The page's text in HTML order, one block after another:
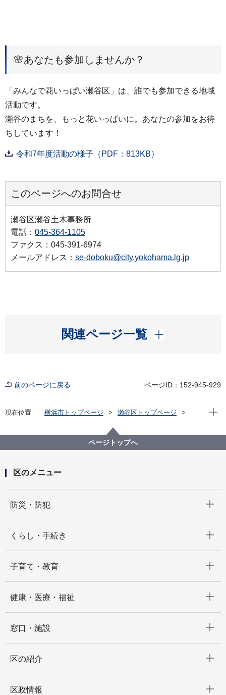
🌸あなたも参加しませんか？
「みんなで花いっぱい瀬谷区」は、誰でも参加できる地域
活動です。
瀬谷のまちを、もっと花いっぱいに。あなたの参加をお待
ちしています！
令和7年度活動の様子（PDF：813KB）
このページへのお問合せ
瀬谷区瀬谷土木事務所
電話： 045-364-1105
ファクス：045-391-6974
メールアドレス： se-doboku@city.yokohama.lg.jp
関連ページ一覧
開く
前のページに戻る ページID：152-945-929
現在位置 横浜市トップページ
瀬谷区トップページ
「みんなで花いっぱい瀬谷区」あなたの花で彩る瀬谷
の未来
現在
ページトップへ
区のメニュー
防災・防犯
くらし・手続き
子育て・教育
健康・医療・福祉
窓口・施設
区の紹介
区政情報